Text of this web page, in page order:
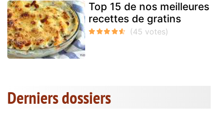
Top 15 de nos meilleures
recettes de gratins
Derniers dossiers